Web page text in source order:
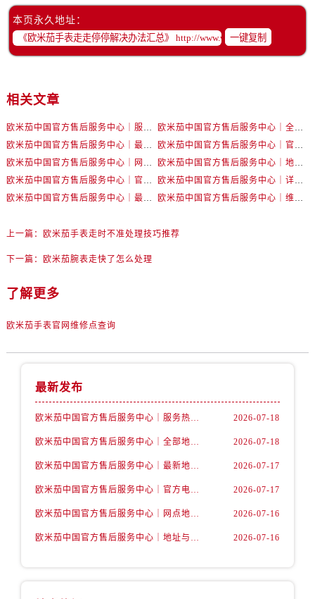
辽宁省丹东市振兴区七经街售后服务中心（需提前预约）
辽宁省盘锦市兴隆台区石油大街售后服务中心（需提前预约）
辽宁省铁岭市银州区南马路售后服务中心（需提前预约）
辽宁省营口市站前区市府路与渤海大街交叉口售后服务中心（需提前预约）
辽宁省沈阳市沈河区中街路137号亨得利名表维修授权店1楼售后服务中心（需提前预约）
辽宁省沈阳市沈河区中街路83号亨得利名表维修授权店1楼售后服务中心（需提前预约）
本页永久地址：
一键复制
相关文章
欧米茄中国官方售后服务中心｜服务热线及详细地址权威信息公告（2026年7月最新）
欧米茄中国官方售后服务中心｜全部地址与售后电话权威信息声明（2026年7月最新）
欧米茄中国官方售后服务中心｜最新地址及官方服务热线权威信息公告（2026年7月最新）
欧米茄中国官方售后服务中心｜官方电话和维修地址权威信息公告（2026年7月最新）
欧米茄中国官方售后服务中心｜网点地址和官方热线权威信息通知（2026年7月最新）
欧米茄中国官方售后服务中心｜地址与24小时服务电话权威信息公告（2026年7月最新）
欧米茄中国官方售后服务中心｜官方地址与售后电话权威信息公告（2026年7月最新）
欧米茄中国官方售后服务中心｜详细地址与官方电话权威信息通告（2026年7月最新）
欧米茄中国官方售后服务中心｜最新热线电话与地址权威信息公告（2026年7月最新）
欧米茄中国官方售后服务中心｜维修地址与售后服务电话权威信息声明（2026年7月最新）
上一篇： 欧米茄手表走时不准处理技巧推荐
下一篇： 欧米茄腕表走快了怎么处理
了解更多
欧米茄手表官网维修点查询
最新发布
欧米茄中国官方售后服务中心｜服务热线及详细地址权威信息公告（2026年7月最新） 2026-07-18
欧米茄中国官方售后服务中心｜全部地址与售后电话权威信息声明（2026年7月最新） 2026-07-18
欧米茄中国官方售后服务中心｜最新地址及官方服务热线权威信息公告（2026年7月最新） 2026-07-17
欧米茄中国官方售后服务中心｜官方电话和维修地址权威信息公告（2026年7月最新） 2026-07-17
欧米茄中国官方售后服务中心｜网点地址和官方热线权威信息通知（2026年7月最新） 2026-07-16
欧米茄中国官方售后服务中心｜地址与24小时服务电话权威信息公告（2026年7月最新） 2026-07-16